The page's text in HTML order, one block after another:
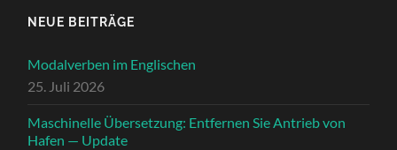
NEUE BEITRÄGE
Modalverben im Englischen
25. Juli 2026
Maschinelle Übersetzung: Entfernen Sie Antrieb von
Hafen — Update